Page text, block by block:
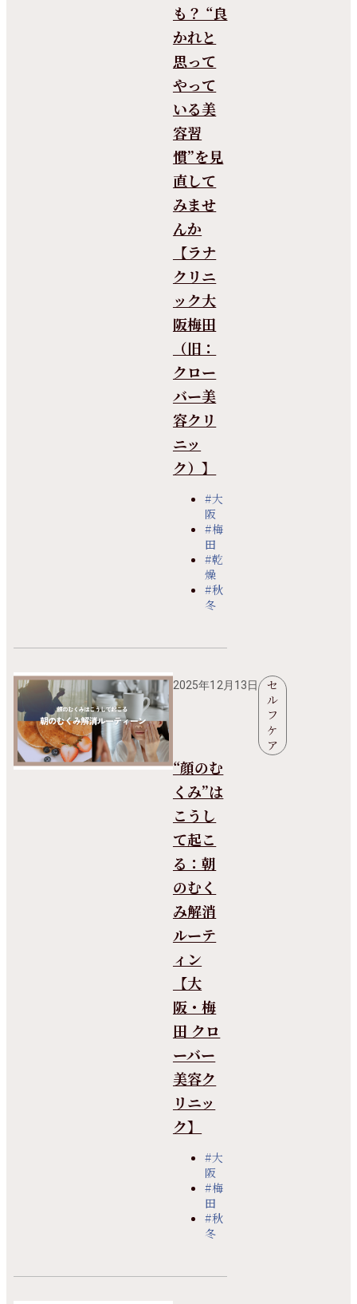
も？ “良
かれと
思って
やって
いる美
容習
慣”を見
直して
みませ
んか
【ラナ
クリニ
ック大
阪梅田
（旧：
クロー
バー美
容クリ
ニッ
ク）】
#大
阪
#梅
田
#乾
燥
#秋
冬
2025年12月13日
セ
ル
フ
ケ
ア
“顔のむ
くみ”は
こうし
て起こ
る：朝
のむく
み解消
ルーテ
ィン
【大
阪・梅
田 クロ
ーバー
美容ク
リニッ
ク】
#大
阪
#梅
田
#秋
冬